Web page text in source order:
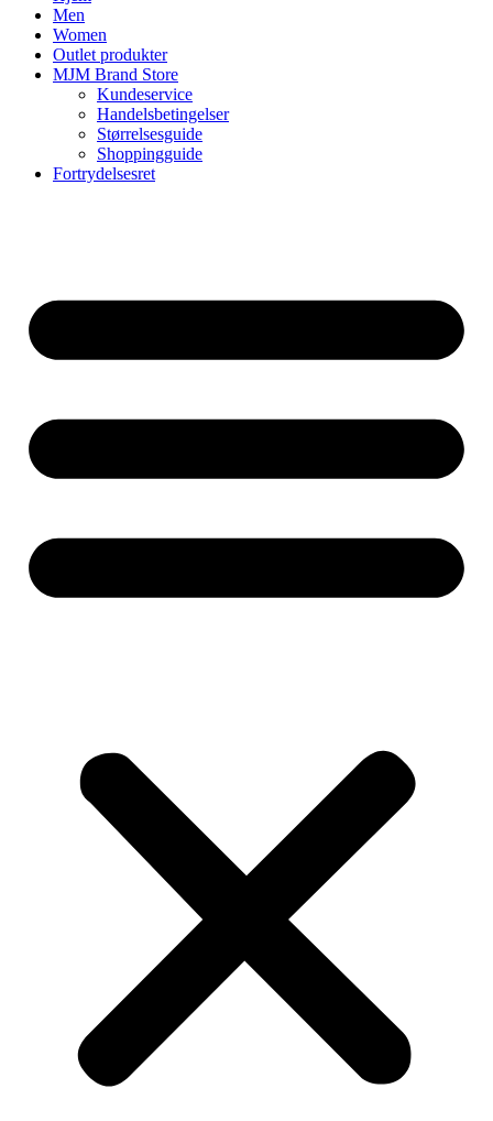
Men
Women
Outlet produkter
MJM Brand Store
Kundeservice
Handelsbetingelser
Størrelsesguide
Shoppingguide
Fortrydelsesret